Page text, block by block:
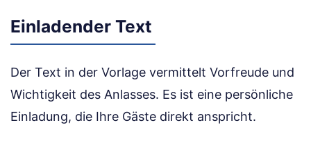
Einladender Text
Der Text in der Vorlage vermittelt Vorfreude und
Wichtigkeit des Anlasses. Es ist eine persönliche
Einladung, die Ihre Gäste direkt anspricht.